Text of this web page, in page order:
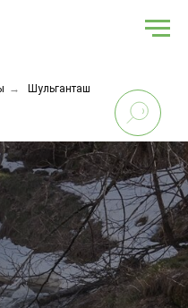
→ Шульганташ